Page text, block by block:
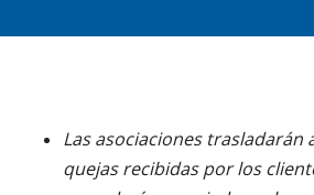
Las asociaciones trasladarán
quejas recibidas por los